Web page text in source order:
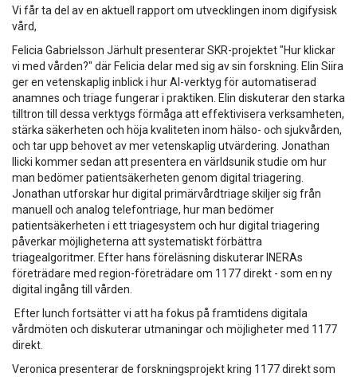
Vi får ta del av en aktuell rapport om utvecklingen inom digifysisk
vård,
Felicia Gabrielsson Järhult presenterar SKR-projektet "Hur klickar
vi med vården?" där Felicia delar med sig av sin forskning. Elin Siira
ger en vetenskaplig inblick i hur AI-verktyg för automatiserad
anamnes och triage fungerar i praktiken. Elin diskuterar den starka
tilltron till dessa verktygs förmåga att effektivisera verksamheten,
stärka säkerheten och höja kvaliteten inom hälso- och sjukvården,
och tar upp behovet av mer vetenskaplig utvärdering. Jonathan
Ilicki kommer sedan att presentera en världsunik studie om hur
man bedömer patientsäkerheten genom digital triagering.
Jonathan utforskar hur digital primärvårdtriage skiljer sig från
manuell och analog telefontriage, hur man bedömer
patientsäkerheten i ett triagesystem och hur digital triagering
påverkar möjligheterna att systematiskt förbättra
triagealgoritmer. Efter hans föreläsning diskuterar INERAs
företrädare med region-företrädare om 1177 direkt - som en ny
digital ingång till vården.
Efter lunch fortsätter vi att ha fokus på framtidens digitala
vårdmöten och diskuterar utmaningar och möjligheter med 1177
direkt.
Veronica presenterar de forskningsprojekt kring 1177 direkt som